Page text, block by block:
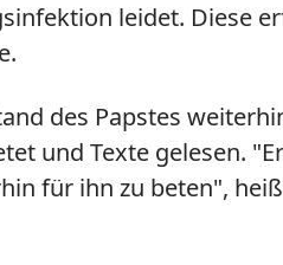
leidet. Diese
des Papstes
und Texte gelesen.
für ihn zu beten",